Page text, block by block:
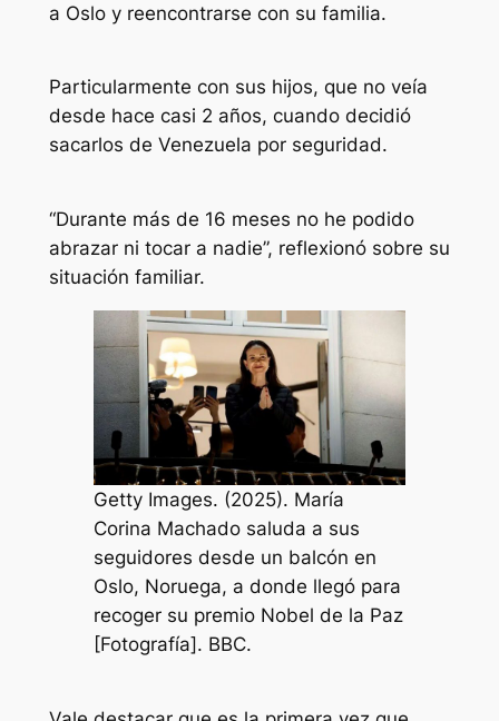
a Oslo y reencontrarse con su familia.
Particularmente con sus hijos, que no veía
desde hace casi 2 años, cuando decidió
sacarlos de Venezuela por seguridad.
“Durante más de 16 meses no he podido
abrazar ni tocar a nadie”, reflexionó sobre su
situación familiar.
Getty Images. (2025). María
Corina Machado saluda a sus
seguidores desde un balcón en
Oslo, Noruega, a donde llegó para
recoger su premio Nobel de la Paz
[Fotografía]. BBC.